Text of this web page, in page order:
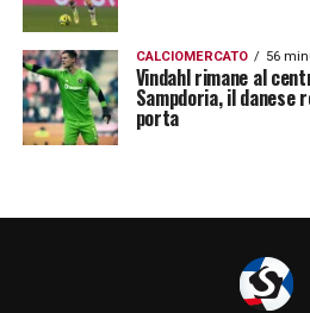
CALCIOMERCATO 56
Vindahl rimane al
Sampdoria, il
porta